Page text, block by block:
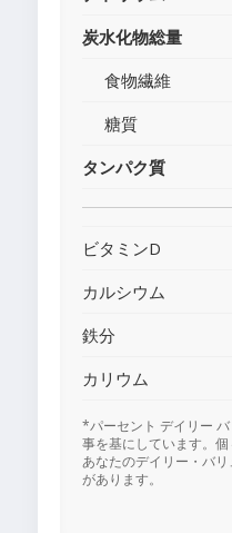
炭水化物総量
食物繊維
糖質
タンパク質
ビタミンD
カルシウム
鉄分
カリウム
*パーセント デイリー
事を基にしています。個
あなたのデイリー・バ
があります。